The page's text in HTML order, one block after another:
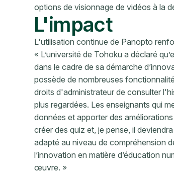
options de visionnage de vidéos à la
L'impact
L'utilisation continue de Panopto
« L’université de Tohoku a déclaré
dans le cadre de sa démarche
possède de nombreuses
droits d'administrateur de consulter
plus regardées. Les enseignants qui
données et apporter des
créer des quiz et, je pense, il
adapté au niveau de compréhension
l’innovation en matière d’éducation
œuvre. »